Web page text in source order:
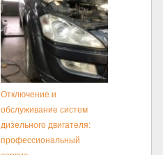
Отключение и
обслуживание систем
дизельного двигателя:
профессиональный